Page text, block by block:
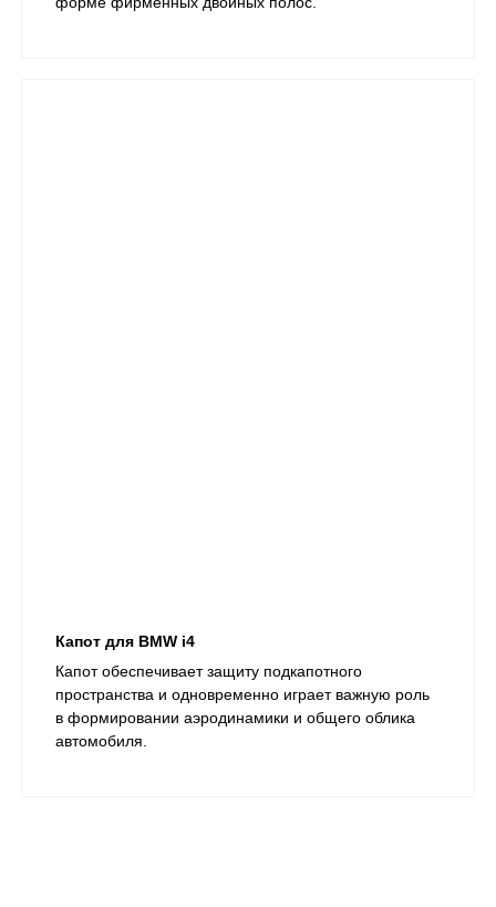
Капот для BMW i4
Капот обеспечивает защиту подкапотного
пространства и одновременно играет важную роль
в формировании аэродинамики и общего облика
автомобиля.